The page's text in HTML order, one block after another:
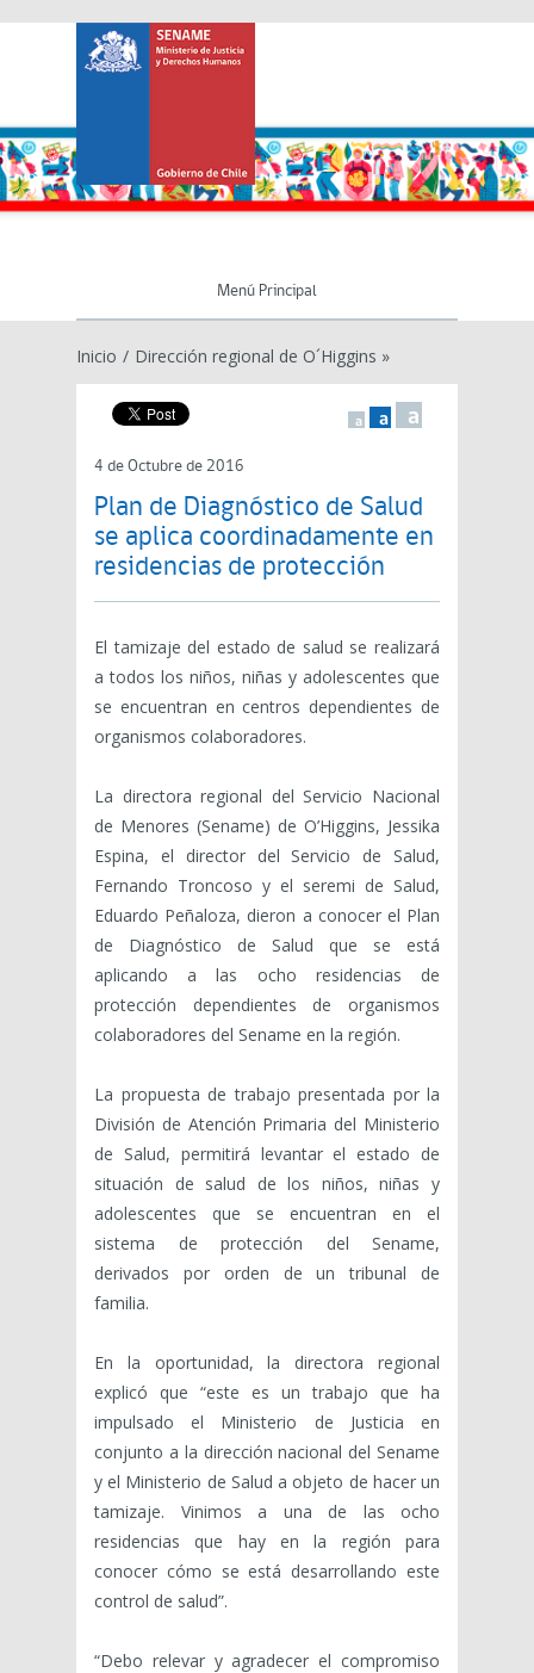
Menú Principal
Inicio / Dirección regional de O´Higgins »
a a a
4 de Octubre de 2016
Plan de Diagnóstico de Salud
se aplica coordinadamente en
residencias de protección
El tamizaje del estado de salud se realizará
a todos los niños, niñas y adolescentes que
se encuentran en centros dependientes de
organismos colaboradores.
La directora regional del Servicio Nacional
de Menores (Sename) de O’Higgins, Jessika
Espina, el director del Servicio de Salud,
Fernando Troncoso y el seremi de Salud,
Eduardo Peñaloza, dieron a conocer el Plan
de Diagnóstico de Salud que se está
aplicando a las ocho residencias de
protección dependientes de organismos
colaboradores del Sename en la región.
La propuesta de trabajo presentada por la
División de Atención Primaria del Ministerio
de Salud, permitirá levantar el estado de
situación de salud de los niños, niñas y
adolescentes que se encuentran en el
sistema de protección del Sename,
derivados por orden de un tribunal de
familia.
En la oportunidad, la directora regional
explicó que “este es un trabajo que ha
impulsado el Ministerio de Justicia en
conjunto a la dirección nacional del Sename
y el Ministerio de Salud a objeto de hacer un
tamizaje. Vinimos a una de las ocho
residencias que hay en la región para
conocer cómo se está desarrollando este
control de salud”.
“Debo relevar y agradecer el compromiso